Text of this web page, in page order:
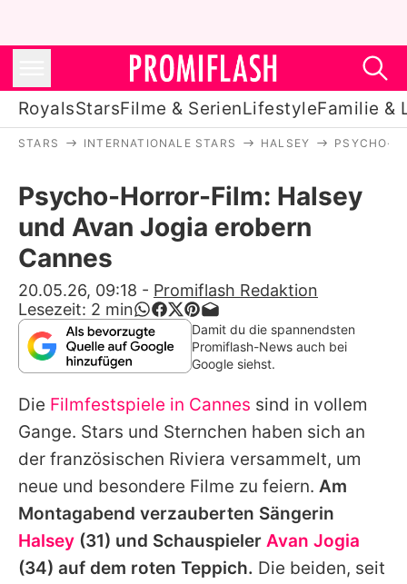
RoyalsStarsFilme & SerienLifestyleFamilie &
Stars
Filme & Serien
Lifestyle
Familie & Liebe
Promiflash Exklusiv
Alle Themen auf Promiflash
Jobs
App runterladen
Team
Redaktionelle Richtlinien
STARS INTERNATIONALE STARS HALSEY PSYCHO-
Psycho-Horror-Film: Halsey
und Avan Jogia erobern
Cannes
20.05.26, 09:18 - Promiflash Redaktion
Lesezeit: 2 min
Damit du die spannendsten
Promiflash-News auch bei
Google siehst.
Die Filmfestspiele in Cannes sind in vollem
Gange. Stars und Sternchen haben sich an
der französischen Riviera versammelt, um
neue und besondere Filme zu feiern. Am
Montagabend verzauberten Sängerin
Halsey (31) und Schauspieler Avan Jogia
(34) auf dem roten Teppich. Die beiden, seit